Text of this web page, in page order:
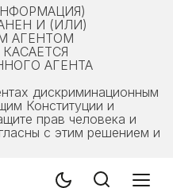
И (ИЛИ)
АГЕНТОМ
АГЕНТА
дискриминационным
Конституции и
прав человека и
с этим решением и